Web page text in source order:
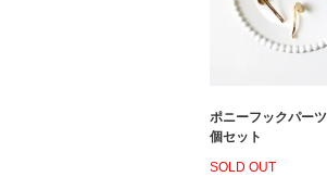
ポニーフックパー
個セット
SOLD OUT